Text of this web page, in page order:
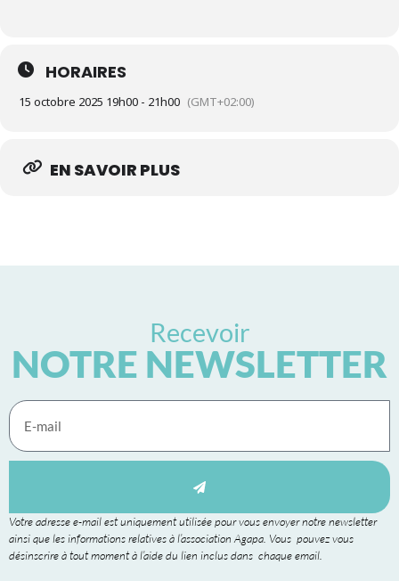
HORAIRES
15 octobre 2025 19h00 - 21h00 (GMT+02:00)
EN SAVOIR PLUS
Recevoir
NOTRE NEWSLETTER
Votre adresse e-mail est uniquement utilisée pour vous envoyer notre newsletter
ainsi que les informations relatives à l’association Agapa. Vous pouvez vous
désinscrire à tout moment à l’aide du lien inclus dans chaque email.